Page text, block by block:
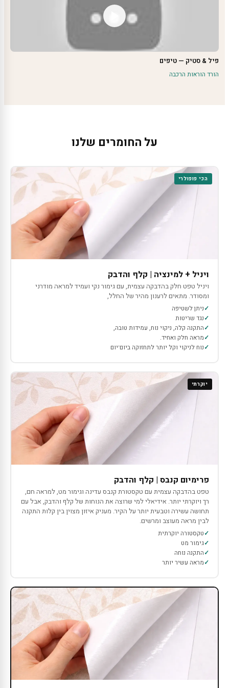
פיל & סטיק — טיפים
הורד הוראות הרכבה
על החומרים שלנו
הכי פופולרי
ויניל + למינציה | קלף והדבק
ויניל טפט חלק בהדבקה עצמית, עם גימור נקי ועמיד למראה מודרני
ומסודר. מתאים לרענון מהיר של החלל,
ניתן לשטיפה
נגד שריטות
התקנה קלה, ניקוי נוח, עמידות טובה,
מראה חלק ואחיד.
נוח לניקוי וקל יותר לתחזוקה ביום־יום
יוקרתי
פרימיום קנבס | קלף והדבק
טפט בהדבקה עצמית עם טקסטורת קנבס עדינה וגימור מט, למראה חם,
רך ויוקרתי יותר. אידיאלי למי שרוצה את הנוחות של קלף והדבק, אבל עם
תחושה עשירה וטבעית יותר על הקיר. מעניק איזון מצוין בין קלות התקנה
לבין מראה מעוצב ומרשים.
טקסטורה יוקרתית
גימור מט
התקנה נוחה
מראה עשיר יותר